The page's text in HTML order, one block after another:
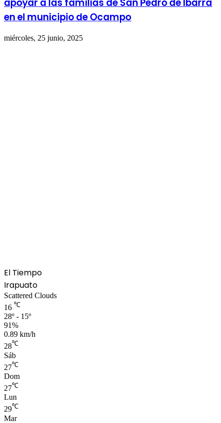
apoyar a las familias de San Pedro de Ibarra
en el municipio de Ocampo
miércoles, 25 junio, 2025
El Tiempo
Irapuato
Scattered Clouds
16 ℃
28º - 15º
91%
0.89 km/h
28℃
Sáb
27℃
Dom
27℃
Lun
29℃
Mar